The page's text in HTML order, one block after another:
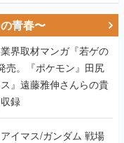
青春〜
界取材マンガ『若ゲの
売。『ポケモン』田尻
』遠藤雅伸さんらの貴
録
マス/ガンダム 戦場